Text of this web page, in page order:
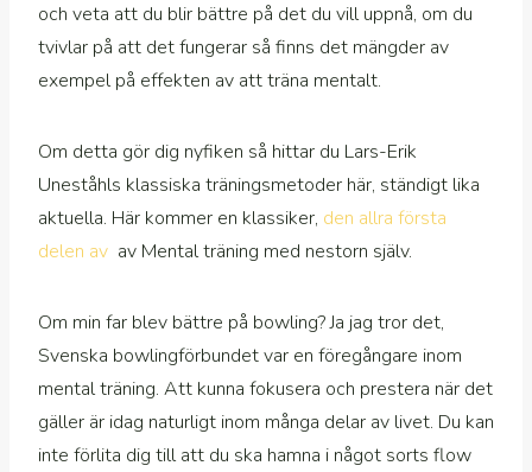
och veta att du blir bättre på det du vill uppnå, om du
tvivlar på att det fungerar så finns det mängder av
exempel på effekten av att träna mentalt.
Om detta gör dig nyfiken så hittar du Lars-Erik
Uneståhls klassiska träningsmetoder här, ständigt lika
aktuella. Här kommer en klassiker, den allra första
delen av av Mental träning med nestorn själv.
Om min far blev bättre på bowling? Ja jag tror det,
Svenska bowlingförbundet var en föregångare inom
mental träning. Att kunna fokusera och prestera när det
gäller är idag naturligt inom många delar av livet. Du kan
inte förlita dig till att du ska hamna i något sorts flow